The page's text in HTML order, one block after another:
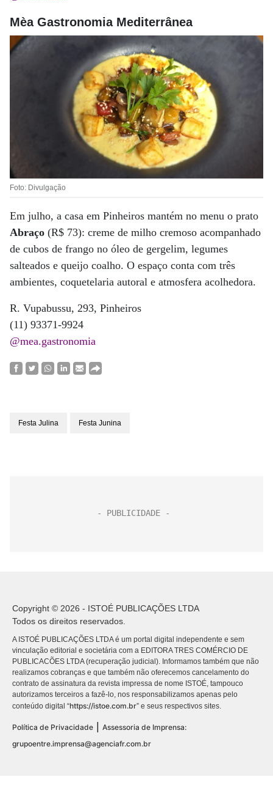
Mèa Gastronomia Mediterrânea
Foto: Divulgação
Em julho, a casa em Pinheiros mantém no menu o prato
Abraço (R$ 73): creme de milho cremoso acompanhado
de cubos de frango no óleo de gergelim, legumes
salteados e queijo coalho. O espaço conta com três
ambientes, coquetelaria autoral e atmosfera acolhedora.
R. Vupabussu, 293, Pinheiros
(11) 93371-9924
@mea.gastronomia
Festa Julina Festa Junina
Copyright © 2026 - ISTOÉ PUBLICAÇÕES LTDA
Todos os direitos reservados.
A ISTOÉ PUBLICAÇÕES LTDA é um portal digital independente e sem
vinculação editorial e societária com a EDITORA TRES COMÉRCIO DE
PUBLICACÕES LTDA (recuperação judicial). Informamos também que não
realizamos cobranças e que também não oferecemos cancelamento do
contrato de assinatura da revista impressa de nome ISTOÉ, tampouco
autorizamos terceiros a fazê-lo, nos responsabilizamos apenas pelo
conteúdo digital “https://istoe.com.br” e seus respectivos sites.
Política de Privacidade
Assessoria de Imprensa:
grupoentre.imprensa@agenciafr.com.br